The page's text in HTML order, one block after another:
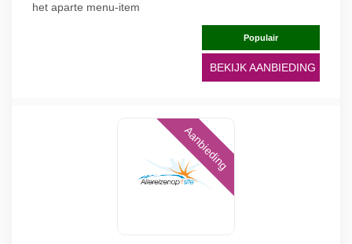
het aparte menu-item
Populair
BEKIJK AANBIEDING
Aanbieding